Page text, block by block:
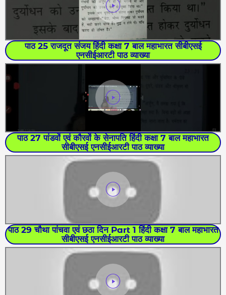
पाठ 25 राजदूत संजय हिंदी कक्षा 7 बाल महाभारत सीबीएसई
एनसीईआरटी पाठ व्याख्या
पाठ 27 पांडवों एवं कौरवों के सेनापति हिंदी कक्षा 7 बाल महाभारत
सीबीएसई एनसीईआरटी पाठ व्याख्या
पाठ 29 चौथा पांचवा एवं छठा दिन Part 1 हिंदी कक्षा 7 बाल महाभारत
सीबीएसई एनसीईआरटी पाठ व्याख्या